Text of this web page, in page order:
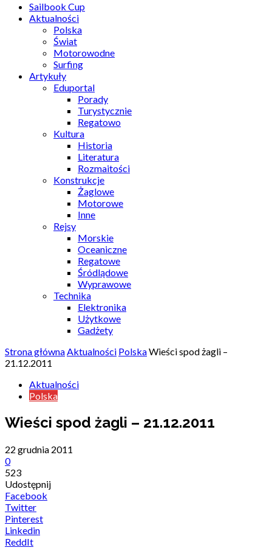
Sailbook Cup
Aktualności
Polska
Świat
Motorowodne
Surfing
Artykuły
Eduportal
Porady
Turystycznie
Regatowo
Kultura
Historia
Literatura
Rozmaitości
Konstrukcje
Żaglowe
Motorowe
Inne
Rejsy
Morskie
Oceaniczne
Regatowe
Śródlądowe
Wyprawowe
Technika
Elektronika
Użytkowe
Gadżety
Strona głównaAktualności PolskaWieści spod żagli –
21.12.2011
Aktualności
Polska
Wieści spod żagli – 21.12.2011
22 grudnia 2011
0
523
Udostępnij
Facebook
Twitter
Pinterest
Linkedin
ReddIt